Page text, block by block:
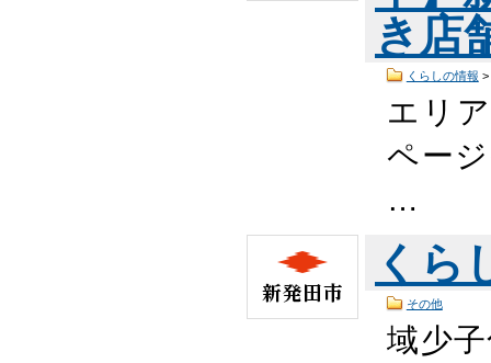
き店
くらしの情報 >
エリ
ペー
…
くら
その他
域少